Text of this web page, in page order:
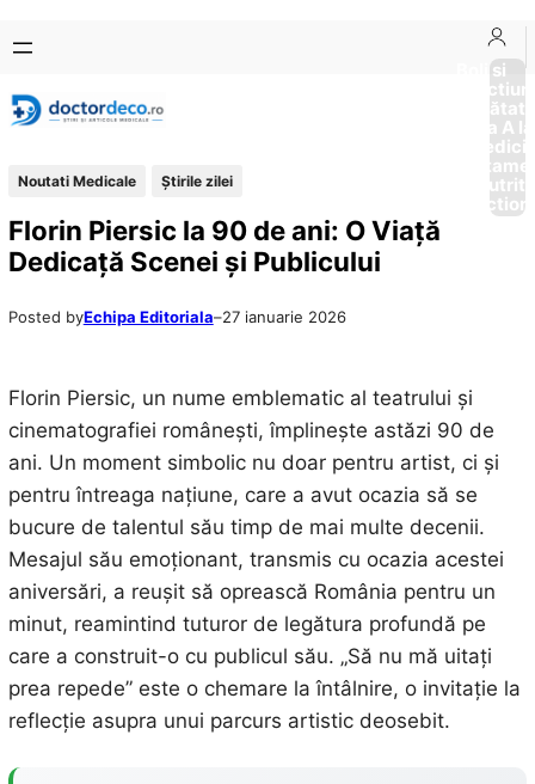
conținut
content
Boli si
Afectiuni
Sănătate
de la A
Noutati Medicale Știrile zilei
Florin Piersic la 90 de ani: O Viață
Dedicață Scenei și Publicului
Posted byEchipa Editoriala–27 ianuarie 2026
Florin Piersic, un nume emblematic al teatrului și
cinematografiei românești, împlinește astăzi 90 de
ani. Un moment simbolic nu doar pentru artist, ci și
pentru întreaga națiune, care a avut ocazia să se
bucure de talentul său timp de mai multe decenii.
Mesajul său emoționant, transmis cu ocazia acestei
aniversări, a reușit să oprească România pentru un
minut, reamintind tuturor de legătura profundă pe
care a construit-o cu publicul său. „Să nu mă uitați
prea repede” este o chemare la întâlnire, o invitație la
reflecție asupra unui parcurs artistic deosebit.